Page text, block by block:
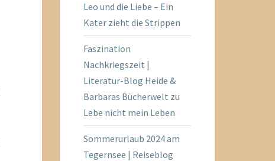
Leo und die Liebe – Ein
Kater zieht die Strippen
Faszination
Nachkriegszeit |
Literatur-Blog Heide &
Barbaras Bücherwelt zu
Lebe nicht mein Leben
Sommerurlaub 2024 am
Tegernsee | Reiseblog